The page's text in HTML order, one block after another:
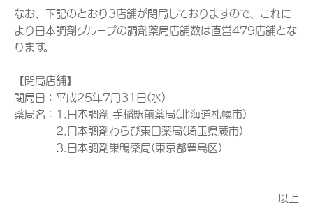
なお、下記のとおり3店舗が閉局しておりますので、これに
より日本調剤グループの調剤薬局店舗数は直営479店舗とな
ります。
【閉局店舗】
閉局日：平成25年7月31日(水)
薬局名：1.日本調剤 手稲駅前薬局(北海道札幌市)
2.日本調剤わらび東口薬局(埼玉県蕨市)
3.日本調剤巣鴨薬局(東京都豊島区)
以上